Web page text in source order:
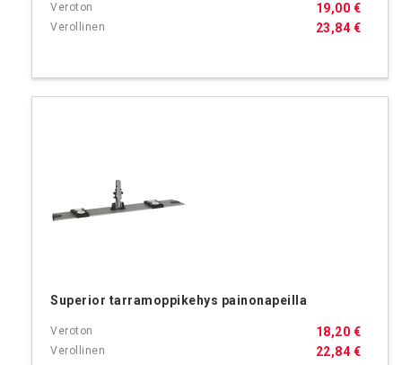
23,84 €
19,00 €
Superior tarramoppikehys painonapeilla
22,84 €
18,20 €